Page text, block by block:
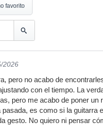
favorito
2026
pero no acabo de
con el tiempo. La
pero me acabo de poner un
es como si la guitarra
gesto. No quiero ni pensar